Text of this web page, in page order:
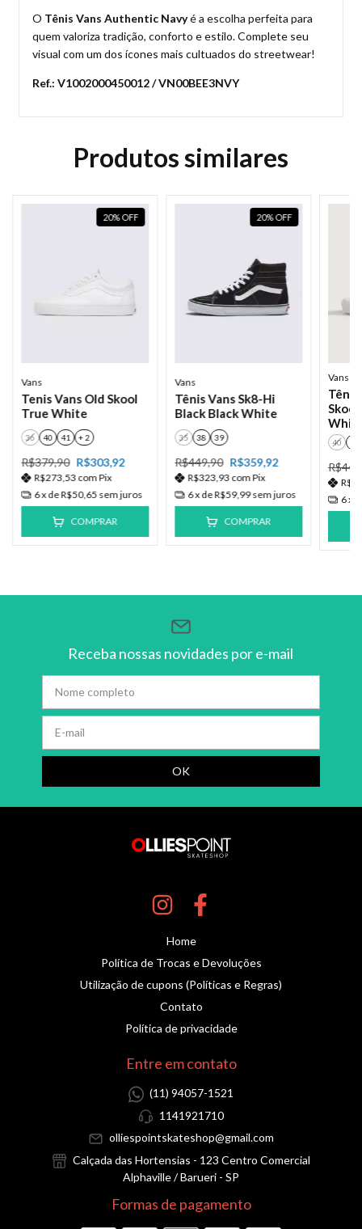
O Tênis Vans Authentic Navyé a escolha perfeita para
quem valoriza tradição, conforto e estilo. Complete seu
visual com um dos ícones mais cultuados do streetwear!
Ref.: V1002000450012 / VN00BEE3NVY
Produtos similares
20%OFF
Vans
Tenis Vans Old Skool
True White
36 40 41 + 2
R$379,90 R$303,92
R$273,53 com Pix
6x deR$50,65 sem juros
COMPRAR
20%OFF
Vans
Tênis Vans Sk8-Hi
Black Black White
35 38 39
R$449,90 R$359,92
R$323,93 com Pix
6x deR$59,99sem juros
COMPRAR
Vans
Tênis
Skool
40
6x
Receba nossas novidades por e-mail
Home
Política de Trocas e Devoluções
Utilização de cupons (Políticas e Regras)
Contato
Política de privacidade
Entre em contato
(11) 94057-1521
1141921710
olliespointskateshop@gmail.com
Calçada das Hortensias - 123 Centro Comercial
Alphaville / Barueri - SP
Formas de pagamento